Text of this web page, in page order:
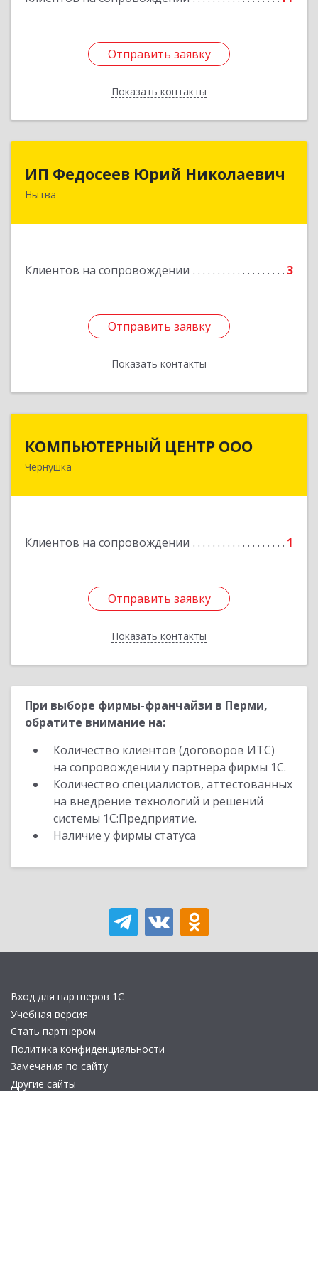
Отправить заявку
Показать контакты
Отправить заявку
Назад
ИП Федосеев Юрий Николаевич
Нытва
Клиентов на сопровождении 3
Отправить заявку
Показать контакты
ИП Федосеев Юрий Николаевич
Отправить заявку
Назад
КОМПЬЮТЕРНЫЙ ЦЕНТР ООО
Чернушка
Клиентов на сопровождении 1
Отправить заявку
Показать контакты
КОМПЬЮТЕРНЫЙ ЦЕНТР ООО
Отправить заявку
Назад
При выборе фирмы-франчайзи в Перми,
обратите внимание на:
Количество клиентов (договоров ИТС)
на сопровождении у партнера фирмы 1С.
Количество специалистов, аттестованных
на внедрение технологий и решений
системы 1С:Предприятие.
Наличие у фирмы статуса
Вход для партнеров 1С
Учебная версия
Стать партнером
Политика конфиденциальности
Замечания по сайту
Другие сайты